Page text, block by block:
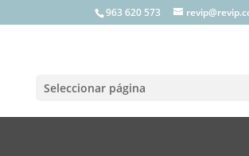
963 620 573
Seleccionar página